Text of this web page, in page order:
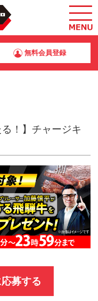
無料会員登録
！】チャージキ
募する